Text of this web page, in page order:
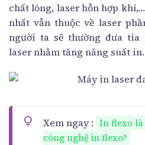
chất lỏng, laser hỗn hợp
nhất vẫn thuộc về laser
người ta sẽ thường đưa tia
laser nhằm tăng năng suất in.
Xem ngay : In flexo là
công nghệ in flexo?